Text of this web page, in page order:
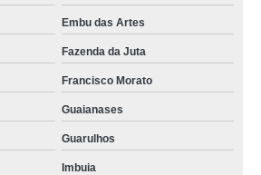
Embu das Artes
Fazenda da Juta
Francisco Morato
Guaianases
Guarulhos
Imbuia